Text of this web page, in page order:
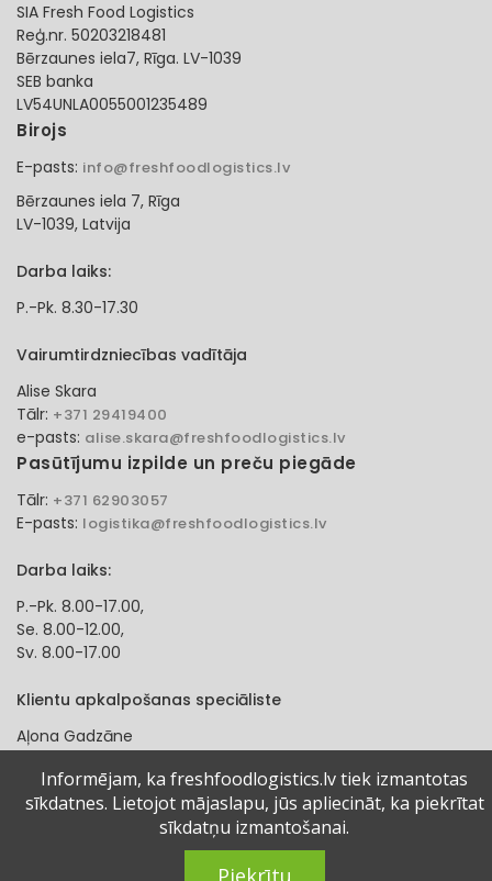
SIA Fresh Food Logistics
Reģ.nr. 50203218481
Bērzaunes iela7, Rīga. LV-1039
SEB banka
LV54UNLA0055001235489
Birojs
E-pasts: info@freshfoodlogistics.lv
Bērzaunes iela 7, Rīga
LV-1039, Latvija
Darba laiks:
P.-Pk. 8.30-17.30
Vairumtirdzniecības vadītāja
Alise Skara
Tālr: +371 29419400
e-pasts: alise.skara@freshfoodlogistics.lv
Pasūtījumu izpilde un preču piegāde
Tālr: +371 62903057
E-pasts: logistika@freshfoodlogistics.lv
Darba laiks:
P.-Pk. 8.00-17.00,
Se. 8.00-12.00,
Sv. 8.00-17.00
Klientu apkalpošanas speciāliste
Aļona Gadzāne
e-pasts:alona.gadzane@freshfoodlogistics.lv
© 2024 Fresh Food Logistics SIA. Visas tiesības aizsargātas.
Informējam, ka freshfoodlogistics.lv tiek izmantotas
sīkdatnes. Lietojot mājaslapu, jūs apliecināt, ka piekrītat
sīkdatņu izmantošanai.
Piekrītu